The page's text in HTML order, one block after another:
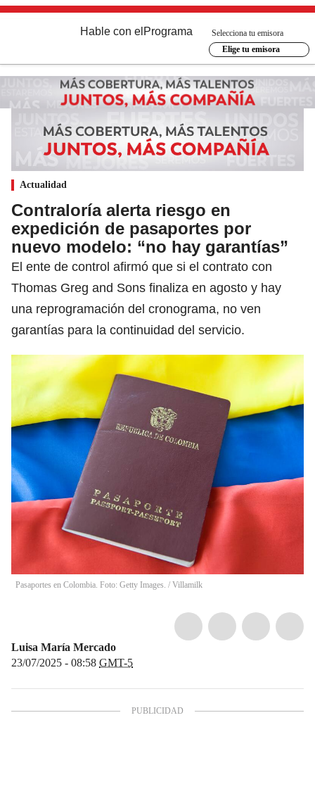
Hable con el Programa
Selecciona tu emisora
Elige tu emisora
Actualidad
Contraloría alerta riesgo en
expedición de pasaportes por
nuevo modelo: “no hay garantías”
El ente de control afirmó que si el contrato con
Thomas Greg and Sons finaliza en agosto y hay
una reprogramación del cronograma, no ven
garantías para la continuidad del servicio.
Pasaportes en Colombia. Foto: Getty Images. / Villamilk
Luisa María Mercado
23/07/2025 - 08:58 GMT-5